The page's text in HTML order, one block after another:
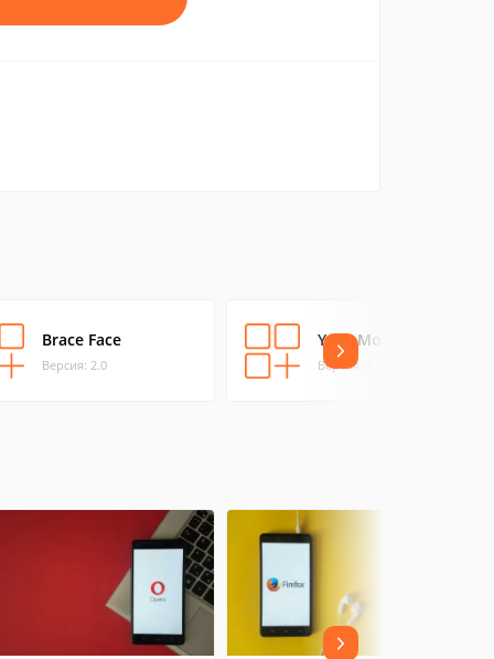
Brace Face
Версия: 2.0
Your Momma Jokes
Версия: 1.0